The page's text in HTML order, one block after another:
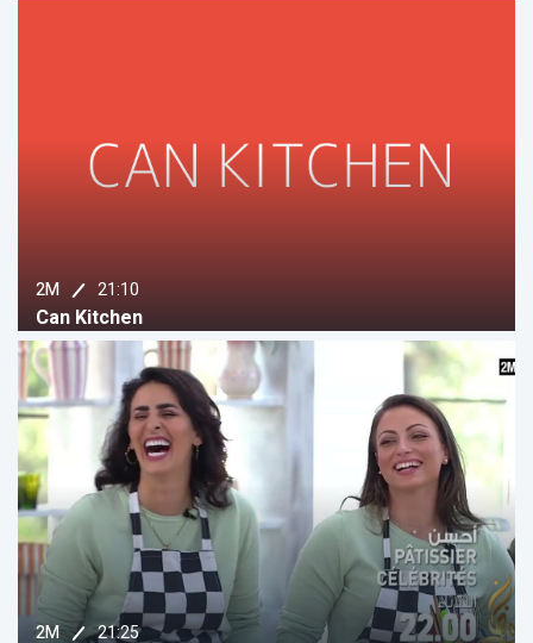
2M 21:10
Can Kitchen
2M 21:25